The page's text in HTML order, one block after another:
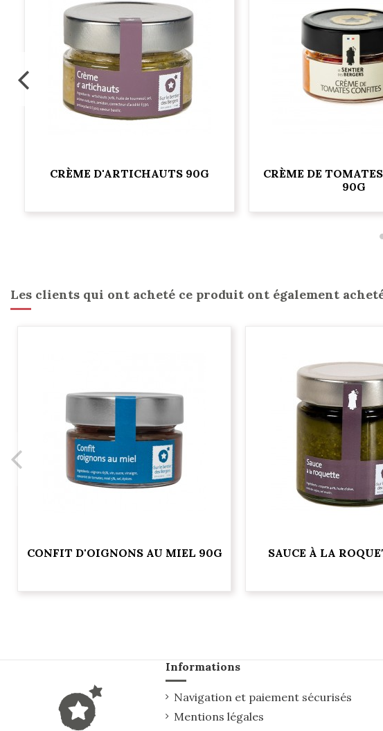
CRÈME D'ARTICHAUTS 90G
CRÈME DE
90G
Les clients qui ont acheté ce produit ont également
CONFIT D'OIGNONS AU MIEL 90G SAUCE À LA
Informations
Navigation et paiement sécurisés
Mentions légales